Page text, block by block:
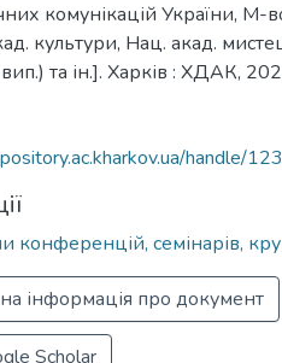
комунікацій України, М-
культури, Нац. акад.
вип.) та ін.]. Харків : ХДАК,
handle/
конференцій, семінарів,
інформація про документ
Scholar